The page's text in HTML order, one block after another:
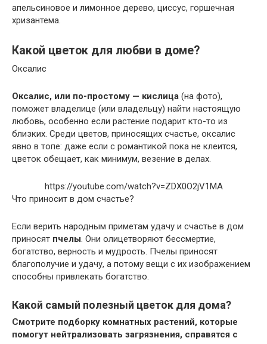
апельсиновое и лимонное дерево, циссус, горшечная
хризантема.
Какой цветок для любви в доме?
Оксалис
Оксалис, или по-простому — кислица (на фото),
поможет владелице (или владельцу) найти настоящую
любовь, особенно если растение подарит кто-то из
близких. Среди цветов, приносящих счастье, оксалис
явно в топе: даже если с романтикой пока не клеится,
цветок обещает, как минимум, везение в делах.
https://youtube.com/watch?v=ZDX0O2jV1MA
Что приносит в дом счастье?
Если верить народным приметам удачу и счастье в дом
приносят пчелы . Они олицетворяют бессмертие,
богатство, верность и мудрость. Пчелы приносят
благополучие и удачу, а потому вещи с их изображением
способны привлекать богатство.
Какой самый полезный цветок для дома?
Смотрите подборку комнатных растений, которые
помогут нейтрализовать загрязнения, справятся с